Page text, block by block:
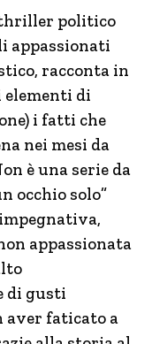
thriller politico
appassionati
racconta in
di
i fatti che
nei mesi da
è una serie da
occhio solo”
appassionata
di gusti
aver faticato a